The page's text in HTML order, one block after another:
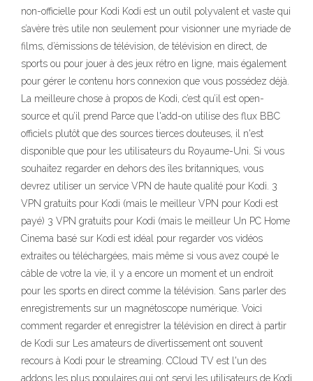
non-officielle pour Kodi Kodi est un outil polyvalent et vaste qui
s’avère très utile non seulement pour visionner une myriade de
films, d’émissions de télévision, de télévision en direct, de
sports ou pour jouer à des jeux rétro en ligne, mais également
pour gérer le contenu hors connexion que vous possédez déjà.
La meilleure chose à propos de Kodi, c’est qu’il est open-
source et qu’il prend Parce que l'add-on utilise des flux BBC
officiels plutôt que des sources tierces douteuses, il n'est
disponible que pour les utilisateurs du Royaume-Uni. Si vous
souhaitez regarder en dehors des îles britanniques, vous
devrez utiliser un service VPN de haute qualité pour Kodi. 3
VPN gratuits pour Kodi (mais le meilleur VPN pour Kodi est
payé) 3 VPN gratuits pour Kodi (mais le meilleur Un PC Home
Cinema basé sur Kodi est idéal pour regarder vos vidéos
extraites ou téléchargées, mais même si vous avez coupé le
câble de votre la vie, il y a encore un moment et un endroit
pour les sports en direct comme la télévision. Sans parler des
enregistrements sur un magnétoscope numérique. Voici
comment regarder et enregistrer la télévision en direct à partir
de Kodi sur Les amateurs de divertissement ont souvent
recours à Kodi pour le streaming. CCloud TV est l'un des
addons les plus populaires qui ont servi les utilisateurs de Kodi